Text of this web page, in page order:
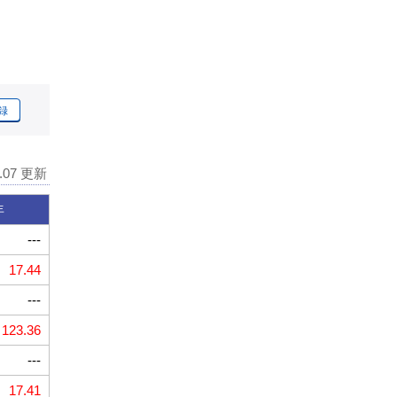
更新
---
17.44
---
123.36
---
17.41